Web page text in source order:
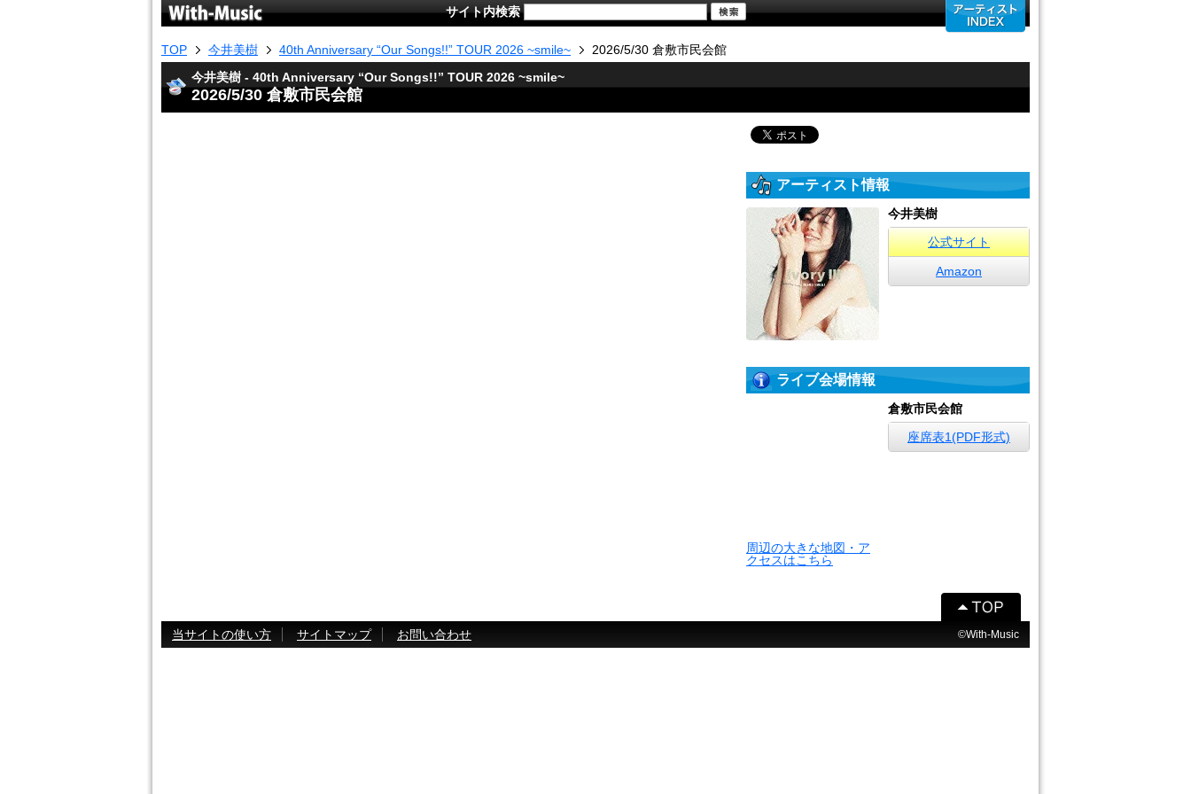
サイト内検索
TOP 今井美樹 40th Anniversary “Our Songs!!” TOUR 2026 ~smile~
2026/5/30 倉敷市民会館
今井美樹 - 40th Anniversary “Our Songs!!” TOUR 2026 ~smile~
2026/5/30 倉敷市民会館
アーティスト情報
今井美樹
公式サイト
Amazon
ライブ会場情報
周辺の大きな地図・ア
クセスはこちら
倉敷市民会館
座席表1(PDF形式)
当サイトの使い方 サイトマップ お問い合わせ ©With-Music